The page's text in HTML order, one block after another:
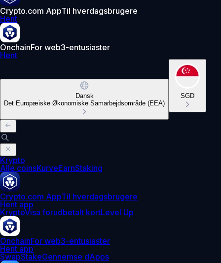
Crypto.com AppTil hverdagsbrugere
Hent
OnchainFor web3-entusiaster
Hent
Dansk
Det Europæiske Økonomiske Samarbejdsområde (EEA)
SGD
Krypto
Alle coinsKurveEarnStaking
Crypto.com AppTil hverdagsbrugere
Hent app
KryptoVisa forudbetalt kortLevel Up
OnchainFor web3-entusiaster
Hent app
SwapStakeGennemse dApps